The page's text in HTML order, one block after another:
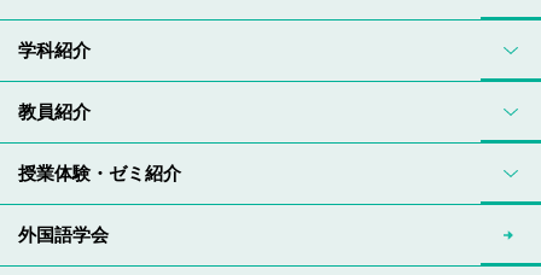
学科紹介
教員紹介
授業体験・ゼミ紹介
外国語学会